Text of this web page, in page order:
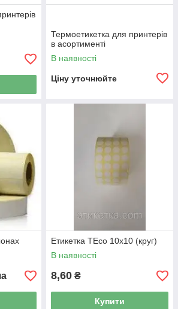
Термоетикетка для принтерів
в асортименті
В наявності
Ціну уточнюйте
Етикетка TEco 10x10 (круг)
В наявності
8,60 ₴
Купити